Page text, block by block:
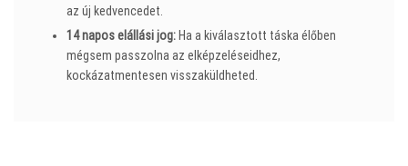
az új kedvencedet.
14 napos elállási jog: Ha a kiválasztott táska élőben
mégsem passzolna az elképzeléseidhez,
kockázatmentesen visszaküldheted.